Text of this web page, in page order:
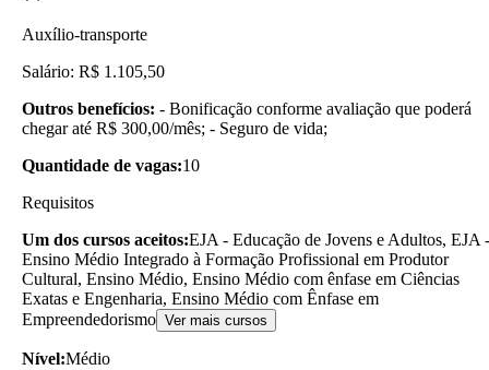
Auxílio-transporte
Salário: R$ 1.105,50
Outros benefícios: - Bonificação conforme avaliação que poderá
chegar até R$ 300,00/mês; - Seguro de vida;
Quantidade de vagas:10
Requisitos
Um dos cursos aceitos:EJA - Educação de Jovens e Adultos, EJA -
Ensino Médio Integrado à Formação Profissional em Produtor
Cultural, Ensino Médio, Ensino Médio com ênfase em Ciências
Exatas e Engenharia, Ensino Médio com Ênfase em
Empreendedorismo Ver mais cursos
Nível:Médio